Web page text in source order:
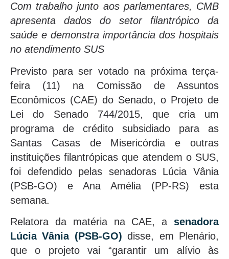
Com trabalho junto aos parlamentares, CMB
apresenta dados do setor filantrópico da
saúde e demonstra importância dos hospitais
no atendimento SUS
Previsto para ser votado na próxima terça-
feira (11) na Comissão de Assuntos
Econômicos (CAE) do Senado, o Projeto de
Lei do Senado 744/2015, que cria um
programa de crédito subsidiado para as
Santas Casas de Misericórdia e outras
instituições filantrópicas que atendem o SUS,
foi defendido pelas senadoras Lúcia Vânia
(PSB-GO) e Ana Amélia (PP-RS) esta
semana.
Relatora da matéria na CAE, a senadora
Lúcia Vânia (PSB-GO) disse, em Plenário,
que o projeto vai “garantir um alívio às